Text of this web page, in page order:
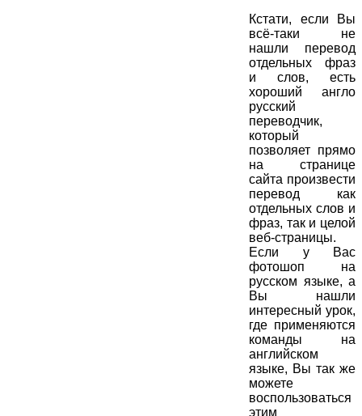
Кстати, если Вы
всё-таки не
нашли перевод
отдельных фраз
и слов, есть
хороший англо
русский
переводчик,
который
позволяет прямо
на странице
сайта произвести
перевод как
отдельных слов и
фраз, так и целой
веб-страницы.
Если у Вас
фотошоп на
русском языке, а
Вы нашли
интересный урок,
где применяются
команды на
английском
языке, Вы так же
можете
воспользоваться
этим